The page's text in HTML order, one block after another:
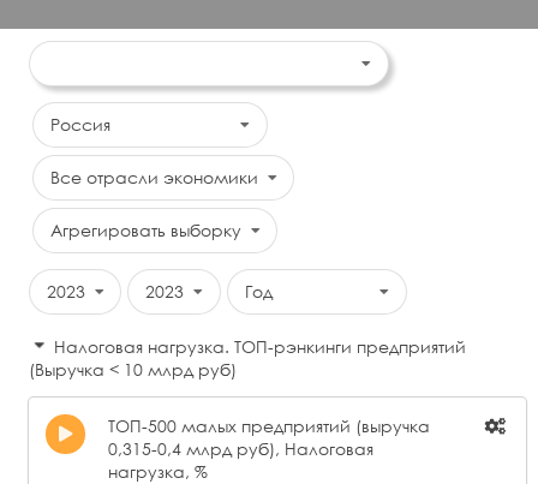
Россия
Все отрасли экономики
Агрегировать выборку
2023 2023 Год
Налоговая нагрузка. ТОП-рэнкинги предприятий
(Выручка < 10 млрд руб)
ТОП-500 малых предприятий (выручка
0,315-0,4 млрд руб), Налоговая
нагрузка, %